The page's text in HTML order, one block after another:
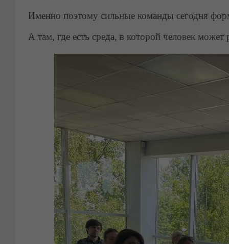
Именно поэтому сильные команды сегодня
А там, где есть среда, в которой человек может